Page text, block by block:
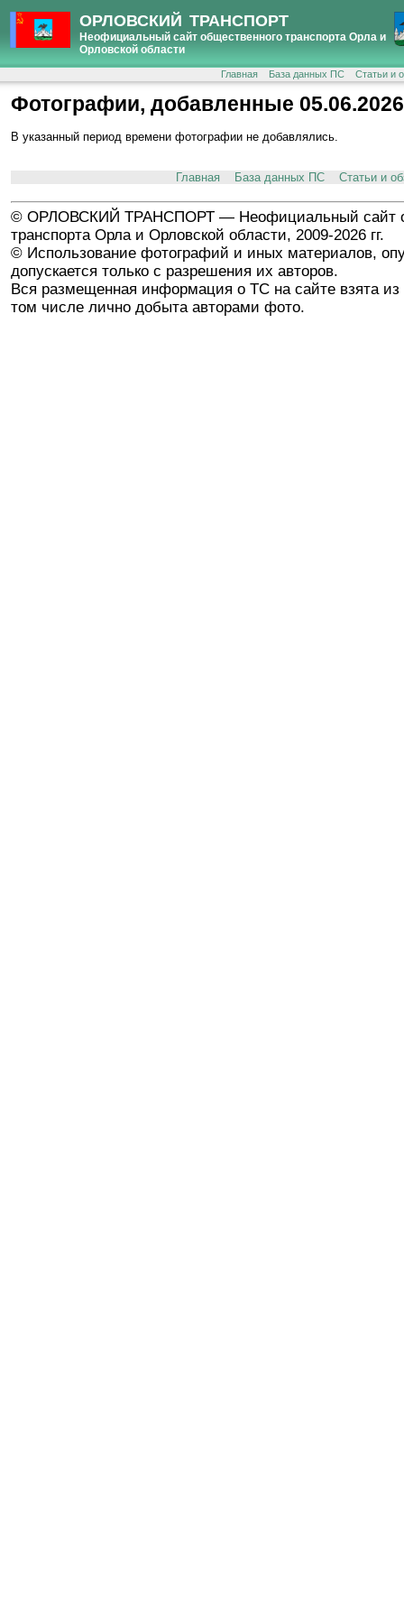
ОРЛОВСКИЙ ТРАНСПОРТ
Неофициальный сайт общественного транспорта Орла и
Орловской области
Главная База данных ПС Статьи и
Фотографии, добавленные 05.06.2026
В указанный период времени фотографии не добавлялись.
Главная База данных ПС Статьи и
© ОРЛОВСКИЙ ТРАНСПОРТ — Неофициальный сайт
транспорта Орла и Орловской области, 2009-2026 гг.
© Использование фотографий и иных материалов,
допускается только с разрешения их авторов.
Вся размещенная информация о ТС на сайте взята из
том числе лично добыта авторами фото.